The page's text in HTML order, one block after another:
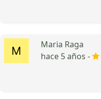
Maria Raga
hace 5 años -